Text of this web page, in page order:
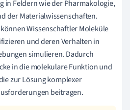
in Feldern wie der Pharmakologie,
der Materialwissenschaften.
Wissenschaftler Moleküle
und deren Verhalten in
simulieren. Dadurch
in die molekulare Funktion und
zur Lösung komplexer
beitragen.